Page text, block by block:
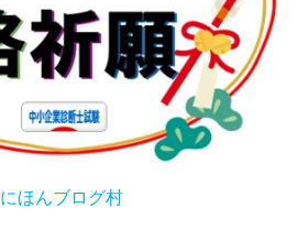
にほんブログ村